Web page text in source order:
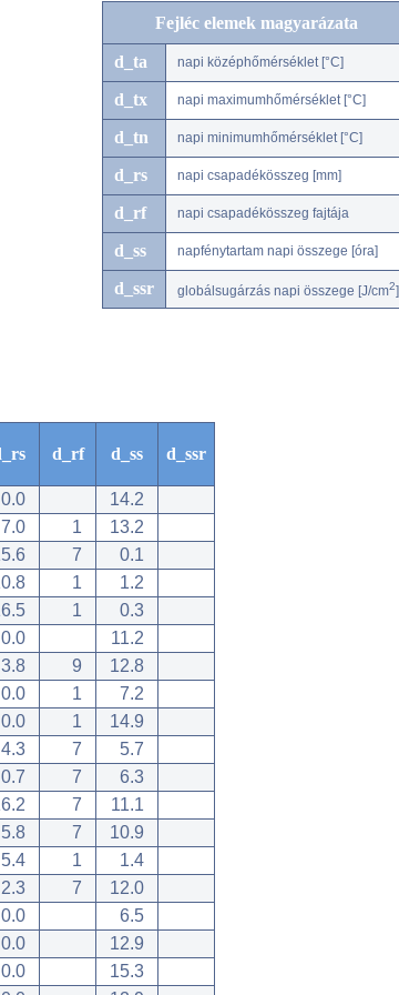
Fejléc elemek magyarázata
d_ta napi középhőmérséklet [°C]
d_tx napi maximumhőmérséklet [°C]
d_tn napi minimumhőmérséklet [°C]
d_rs napi csapadékösszeg [mm]
d_rf napi csapadékösszeg fajtája
d_ss napfénytartam napi összege [óra]
d_ssr globálsugárzás napi összege [J/cm2]
d_rf d_ss d_ssr
0.0
14.2
7.0 1
13.2
7
0.1
1
1.2
1
0.3
0.0
11.2
3.8 9
12.8
0.0 1
7.2
0.0 1
14.9
4.3 7
5.7
0.7 7
6.3
7
11.1
5.8 7
10.9
5.4 1
1.4
2.3 7
12.0
0.0
6.5
0.0
12.9
0.0
15.3